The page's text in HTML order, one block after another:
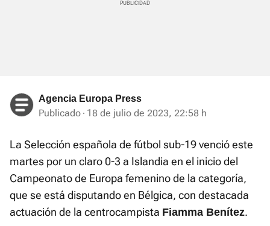
Agencia Europa Press
Publicado 18 de julio de 2023, 22:58 h
La Selección española de fútbol sub-19 venció este
martes por un claro 0-3 a Islandia en el inicio del
Campeonato de Europa femenino de la categoría,
que se está disputando en Bélgica, con destacada
actuación de la centrocampista Fiamma Benítez.